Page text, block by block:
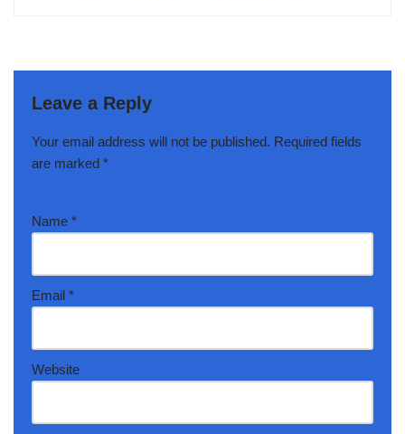
Leave a Reply
Your email address will not be published. Required fields
are marked *
Name *
Email *
Website